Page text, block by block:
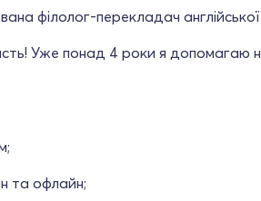
філолог-перекладач
Уже понад 4 роки я допомагаю не
та офлайн;